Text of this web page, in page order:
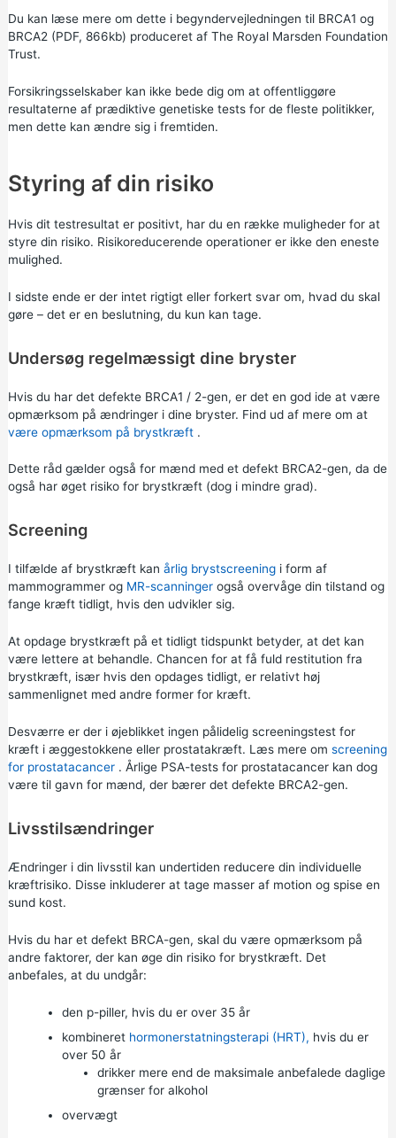
Du kan læse mere om dette i begyndervejledningen til BRCA1 og
BRCA2 (PDF, 866kb) produceret af The Royal Marsden Foundation
Trust.
Forsikringsselskaber kan ikke bede dig om at offentliggøre
resultaterne af prædiktive genetiske tests for de fleste politikker,
men dette kan ændre sig i fremtiden.
Styring af din risiko
Hvis dit testresultat er positivt, har du en række muligheder for at
styre din risiko. Risikoreducerende operationer er ikke den eneste
mulighed.
I sidste ende er der intet rigtigt eller forkert svar om, hvad du skal
gøre – det er en beslutning, du kun kan tage.
Undersøg regelmæssigt dine bryster
Hvis du har det defekte BRCA1 / 2-gen, er det en god ide at være
opmærksom på ændringer i dine bryster. Find ud af mere om at
være opmærksom på brystkræft.
Dette råd gælder også for mænd med et defekt BRCA2-gen, da de
også har øget risiko for brystkræft (dog i mindre grad).
Screening
I tilfælde af brystkræft kan årlig brystscreeningi form af
mammogrammer og MR-scanningerogså overvåge din tilstand og
fange kræft tidligt, hvis den udvikler sig.
At opdage brystkræft på et tidligt tidspunkt betyder, at det kan
være lettere at behandle. Chancen for at få fuld restitution fra
brystkræft, især hvis den opdages tidligt, er relativt høj
sammenlignet med andre former for kræft.
Desværre er der i øjeblikket ingen pålidelig screeningstest for
kræft i æggestokkene eller prostatakræft. Læs mere om screening
for prostatacancer. Årlige PSA-tests for prostatacancer kan dog
være til gavn for mænd, der bærer det defekte BRCA2-gen.
Livsstilsændringer
Ændringer i din livsstil kan undertiden reducere din individuelle
kræftrisiko. Disse inkluderer at tage masser af motion og spise en
sund kost.
Hvis du har et defekt BRCA-gen, skal du være opmærksom på
andre faktorer, der kan øge din risiko for brystkræft. Det
anbefales, at du undgår:
den p-piller, hvis du er over 35 år
kombineret hormonerstatningsterapi (HRT), hvis du er
over 50 år
drikker mere end de maksimale anbefalede daglige
grænser for alkohol
overvægt